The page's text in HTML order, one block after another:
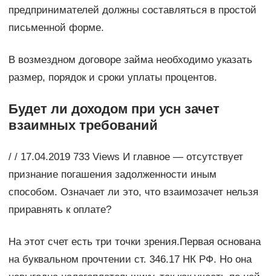
предпринимателей должны составляться в простой
письменной форме.
В возмездном договоре займа необходимо указать
размер, порядок и сроки уплаты процентов.
Будет ли доходом при усн зачет
взаимных требований
/ / 17.04.2019 733 Views И главное — отсутствует
признание погашения задолженности иным
способом. Означает ли это, что взаимозачет нельзя
приравнять к оплате?
На этот счет есть три точки зрения.Первая основана
на буквальном прочтении ст. 346.17 НК РФ. Но она